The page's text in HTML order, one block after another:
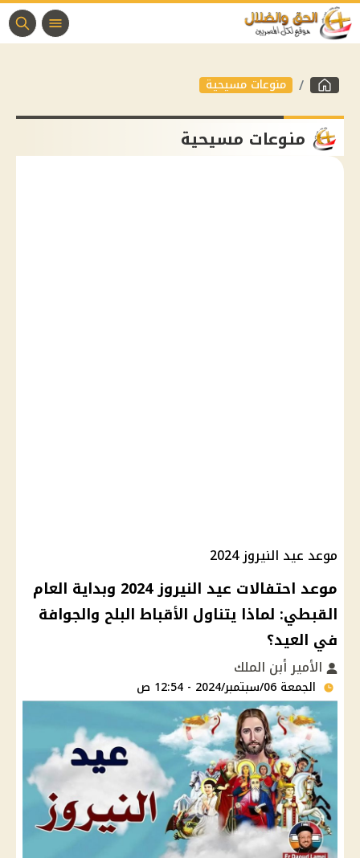
منوعات مسيحية
منوعات مسيحية
موعد عيد النيروز 2024
موعد احتفالات عيد النيروز 2024 وبداية العام
القبطي: لماذا يتناول الأقباط البلح والجوافة
في العيد؟
الأمير أبن الملك
الجمعة 06/سبتمبر/2024 - 12:54 ص